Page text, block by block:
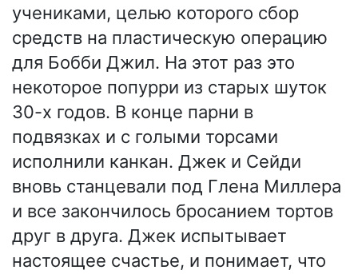
учениками, целью которого сбор
средств на пластическую операцию
для Бобби Джил. На этот раз это
некоторое попурри из старых шуток
30-х годов. В конце парни в
подвязках и с голыми торсами
исполнили канкан. Джек и Сейди
вновь станцевали под Глена Миллера
и все закончилось бросанием тортов
друг в друга. Джек испытывает
настоящее счастье, и понимает, что